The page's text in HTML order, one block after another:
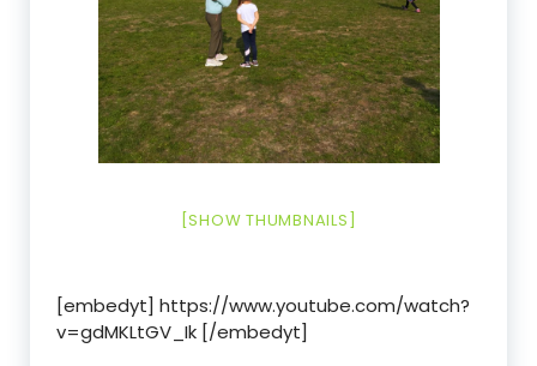
[SHOW THUMBNAILS]
[embedyt] https://www.youtube.com/watch?
v=gdMKLtGV_Ik [/embedyt]